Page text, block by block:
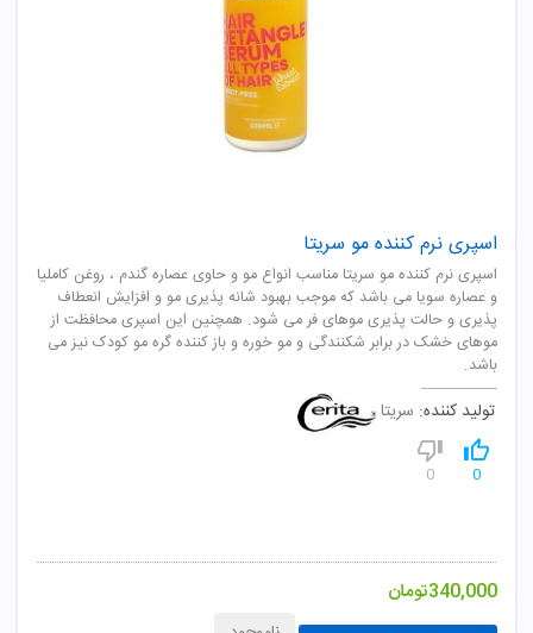
اسپری نرم کننده مو سریتا
اسپری نرم کننده مو سریتا مناسب انواع مو و حاوی عصاره گندم ، روغن کاملیا
و عصاره سویا می باشد که موجب بهبود شانه پذیری مو و افزایش انعطاف
پذیری و حالت پذیری موهای فر می شود. همچنین این اسپری محافظت از
موهای خشک در برابر شکنندگی و مو خوره و باز کننده گره مو کودک نیز می
باشد.
تولید کننده: سریتا
0
0
340,000تومان